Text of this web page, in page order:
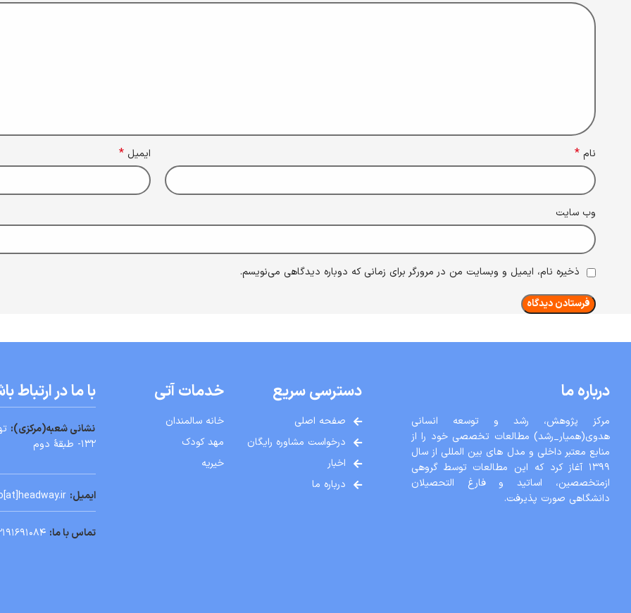
نام * ایمیل *
وب‌ سایت
ذخیره نام، ایمیل و وبسایت من در مرورگر برای زمانی که دوباره دیدگاهی می‌نویسم.
درباره ما
مرکز پژوهش، رشد و توسعه انسانی
هدوی(همیار_رشد) مطالعات تخصصی خود را از
منابع معتبر داخلی و مدل های بین المللی از سال
١٣٩٩ آغاز کرد که این مطالعات توسط گروهی
ازمتخصصین، اساتید و فارغ التحصیلان
دانشگاهی صورت پذیرفت.
دسترسی سریع
صفحه اصلی
درخواست مشاوره رایگان
اخبار
درباره ما
خدمات آتی
خانه سالمندان
مهد کودک
خیریه
با ما در ارتباط
نشانی شعبه(مركزی):
۱۳۲- طبقۀ دوم
ایمیل: info[at]headway.ir
تماس با ما: ۰۲۱۹۱۶۹۱۰۸۴-۰۹۰۵۸۰۸۸۹۵۸